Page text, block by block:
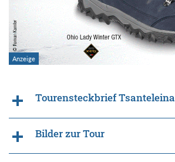
Tourensteckbrief Tsanteleina
Bilder zur Tour